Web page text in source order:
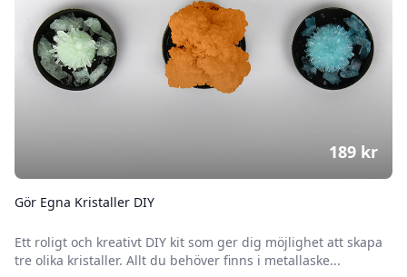
Gör Egna Kristaller DIY
Ett roligt och kreativt DIY kit som ger dig möjlighet att skapa
tre olika kristaller. Allt du behöver finns i metallaske...
189 kr